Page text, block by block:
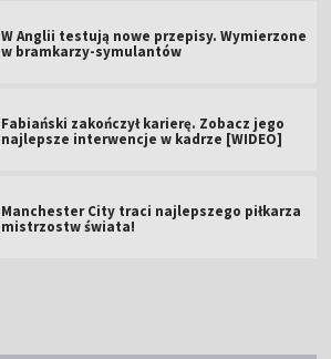
W Anglii testują nowe przepisy. Wymierzone
w bramkarzy-symulantów
Fabiański zakończył karierę. Zobacz jego
najlepsze interwencje w kadrze [WIDEO]
Manchester City traci najlepszego piłkarza
mistrzostw świata!